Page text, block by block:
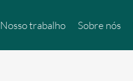
Nosso trabalho Sobre nós